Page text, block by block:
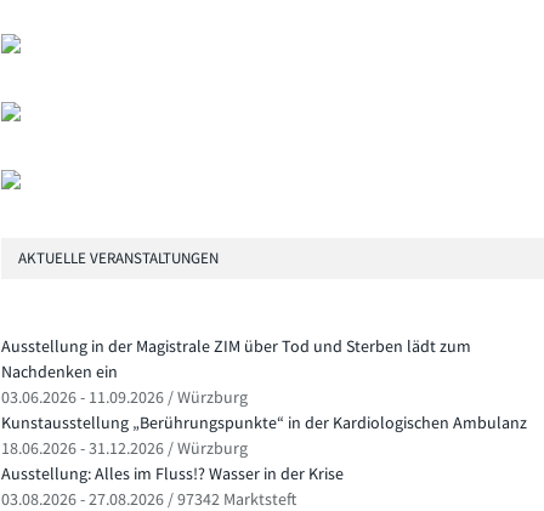
AKTUELLE VERANSTALTUNGEN
Ausstellung in der Magistrale ZIM über Tod und Sterben lädt zum
Nachdenken ein
03.06.2026 - 11.09.2026 / Würzburg
Kunstausstellung „Berührungspunkte“ in der Kardiologischen Ambulanz
18.06.2026 - 31.12.2026 / Würzburg
Ausstellung: Alles im Fluss!? Wasser in der Krise
03.08.2026 - 27.08.2026 / 97342 Marktsteft